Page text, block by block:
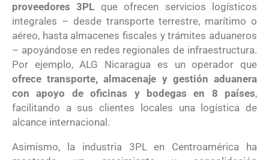
proveedores 3PL que ofrecen servicios logísticos
integrales – desde transporte terrestre, marítimo o
aéreo, hasta almacenes fiscales y trámites aduaneros
– apoyándose en redes regionales de infraestructura.
Por ejemplo, ALG Nicaragua es un operador que
ofrece transporte, almacenaje y gestión aduanera
con apoyo de oficinas y bodegas en 8 países,
facilitando a sus clientes locales una logística de
alcance internacional.
Asimismo, la industria 3PL en Centroamérica ha